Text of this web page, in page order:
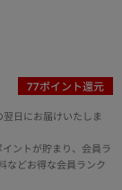
77ポイント還元
日にお届けいたしま
ントが貯まり、会員ラ
などお得な会員ランク